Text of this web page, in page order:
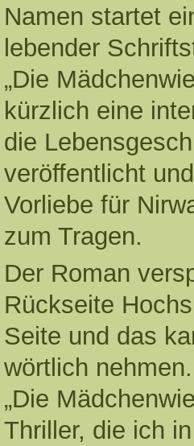
Namen startet
lebender
„Die
kürzlich eine
die
veröffentlicht
Vorliebe für
zum Tragen.
Der Roman
Rückseite
Seite und das
wörtlich
„Die
Thriller, die ich